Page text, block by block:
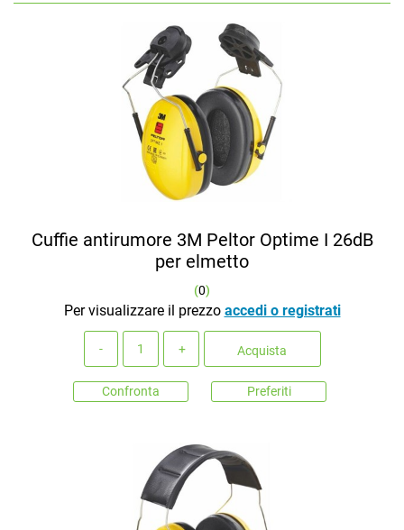
Cuffie antirumore 3M Peltor Optime I 26dB
per elmetto
(0)
Per visualizzare il prezzo accedi o registrati
Acquista
Confronta Preferiti